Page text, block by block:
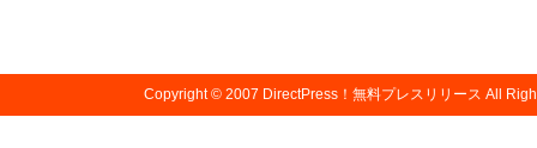
Copyright © 2007 DirectPress！無料プレスリリース All